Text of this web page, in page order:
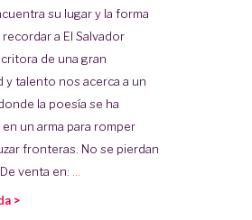
su lugar y la forma
a El Salvador
de una gran
y talento nos acerca a un
la poesía se ha
un arma para romper
fronteras. No se pierdan
venta en:
>